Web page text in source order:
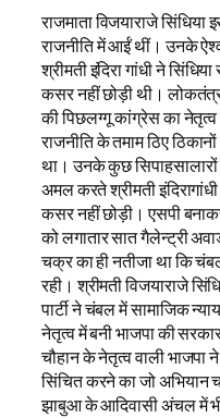
राजमाता विजयाराजे
राजनीति में आईं थीं। उनके
श्रीमती इंदिरा गांधी ने
कसर नहीं छोड़ी थी।
की पिछलग्गू कांग्रेस का नेतृत्व
राजनीति के तमाम ठिए
था। उनके कुछ
अमल करते श्रीमती
कसर नहीं छोड़ी। एसपी
को लगातार सात गैलेन्ट्री
चक्र का ही नतीजा था कि
रही। श्रीमती विजयाराजे
पार्टी ने चंबल में सामाजिक
नेतृत्व में बनी भाजपा की
चौहान के नेतृत्व वाली
सिंचित करने का जो
झाबुआ के आदिवासी अंचल में भी